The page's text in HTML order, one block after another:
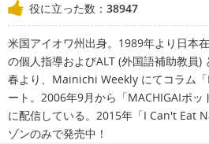
役に立った数： 38947
米国アイオワ州出身。1989年より日本
の個人指導およびALT (外国語補助教員
春より、Mainichi Weekly にてコラム
ート。2006年9月から「MACHIGAIポッ
に配信している。2015年「I Can't Eat
ゾンのみで発売中！